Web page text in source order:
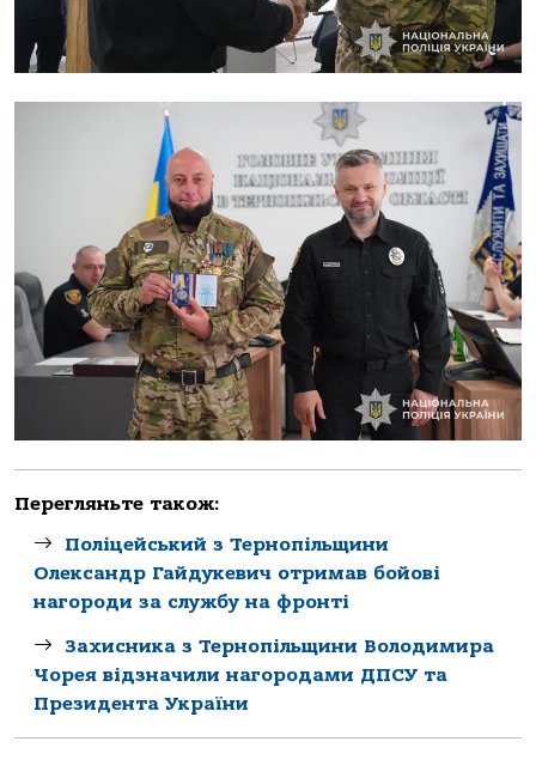
Перегляньте також:
Поліцейський з Тернопільщини
Олександр Гайдукевич отримав бойові
нагороди за службу на фронті
Захисника з Тернопільщини Володимира
Чорея відзначили нагородами ДПСУ та
Президента України